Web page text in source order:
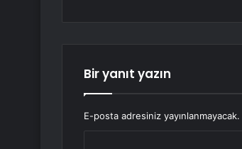
Bir yanıt yazın
E-posta adresiniz yayınlanmayacak.